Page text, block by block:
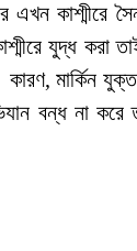
এখন
যুদ্ধ করা
মার্কিন
বন্ধ না